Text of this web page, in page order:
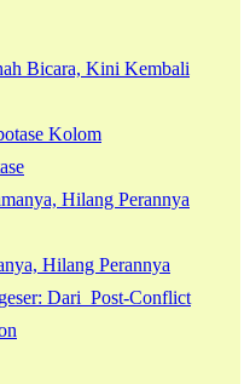
Bicara, Kini Kembali
Kolom
Hilang Perannya